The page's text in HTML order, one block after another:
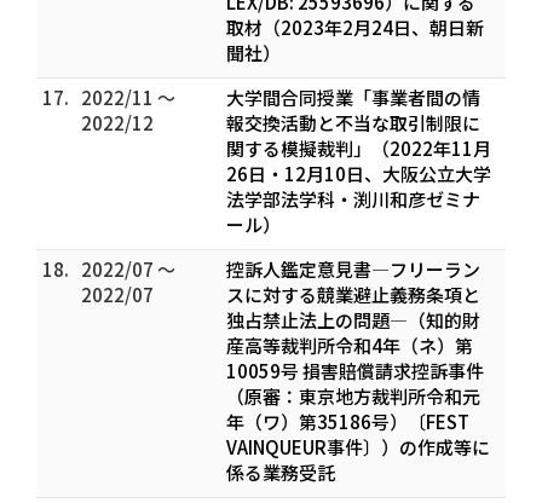
取材（2023年2月24日、朝日新
聞社）
17. 2022/11 ～
2022/12
大学間合同授業「事業者間の情
報交換活動と不当な取引制限に
関する模擬裁判」（2022年11月
26日・12月10日、大阪公立大学
法学部法学科・渕川和彦ゼミナ
ール）
18. 2022/07 ～
2022/07
控訴人鑑定意見書―フリーラン
スに対する競業避止義務条項と
独占禁止法上の問題―（知的財
産高等裁判所令和4年（ネ）第
10059号 損害賠償請求控訴事件
（原審：東京地方裁判所令和元
年（ワ）第35186号）〔FEST
VAINQUEUR事件〕）の作成等に
係る業務受託